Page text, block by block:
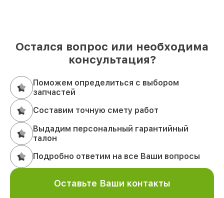
Остался вопрос или необходима
консультация?
Поможем определиться с выбором
запчастей
Составим точную смету работ
Выдадим персональный гарантийный
талон
Подробно ответим на все Ваши вопросы
Оставьте Ваши контакты